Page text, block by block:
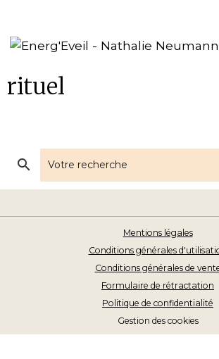
rituel
Mentions légales
Conditions générales
Conditions générales de
Formulaire de rétractation
Politique de confidentialité
Gestion des cookies